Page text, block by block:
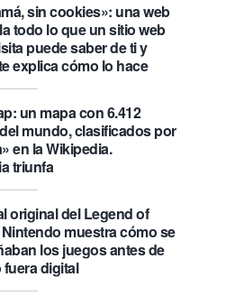
sin cookies»: una web
todo lo que un sitio web
puede saber de ti y
explica cómo lo hace
un mapa con 6.412
mundo, clasificados por
en la Wikipedia.
triunfa
original del Legend of
muestra cómo se
los juegos antes de
digital